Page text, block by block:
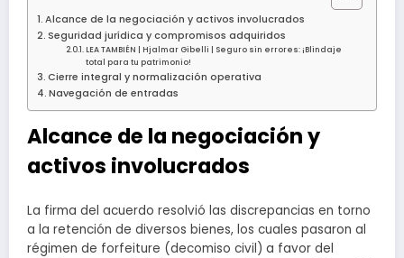
Alcance de la negociación y activos involucrados
Seguridad jurídica y compromisos adquiridos
LEA TAMBIÉN | Hjalmar Gibelli | Seguro sin errores: ¡Blindaje
total para tu patrimonio!
Cierre integral y normalización operativa
Navegación de entradas
Alcance de la negociación y
activos involucrados
La firma del acuerdo resolvió las discrepancias en torno
a la retención de diversos bienes, los cuales pasaron al
régimen de forfeiture (decomiso civil) a favor del